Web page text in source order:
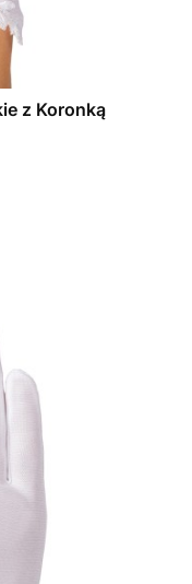
z Koronką